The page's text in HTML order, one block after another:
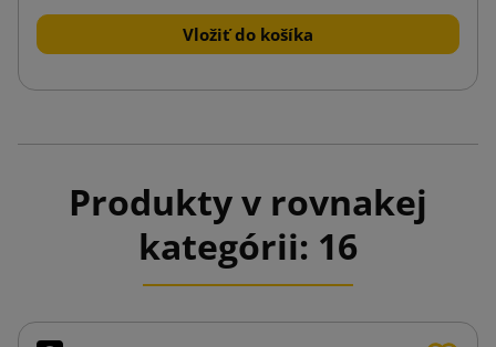
Vložiť do košíka
Produkty v rovnakej
kategórii: 16